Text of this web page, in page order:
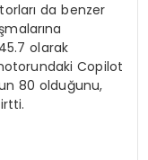
da benzer
olarak
Copilot
80 olduğunu,